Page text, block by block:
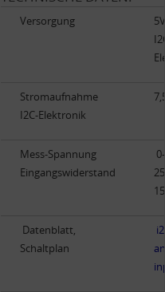
Versorgung
Stromaufnahme
I2C-Elektronik
Mess-Spannung
Eingangswiderstand
Datenblatt,
Schaltplan